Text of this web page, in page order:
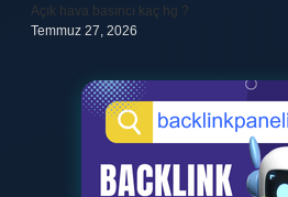
Açık hava basıncı kaç hg ?
Temmuz 27, 2026